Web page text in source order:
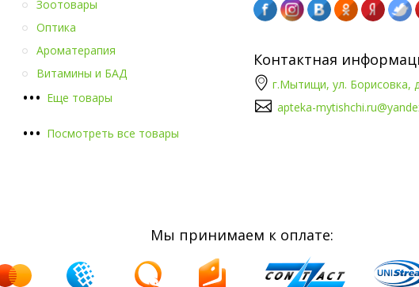
••• Еще товары
Зоотовары
Оптика
Ароматерапия
Витамины и БАД
••• Посмотреть все товары
Контактная
г.Мытищи, ул. Борисовка,
apteka-
Мы принимаем к оплате: